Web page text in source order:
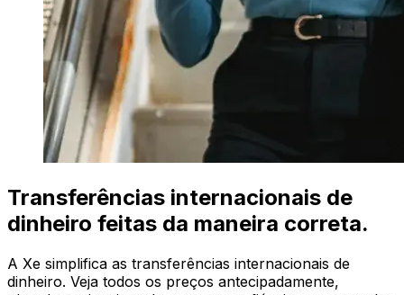
Transferências internacionais de
dinheiro feitas da maneira correta.
A Xe simplifica as transferências internacionais de
dinheiro. Veja todos os preços antecipadamente,